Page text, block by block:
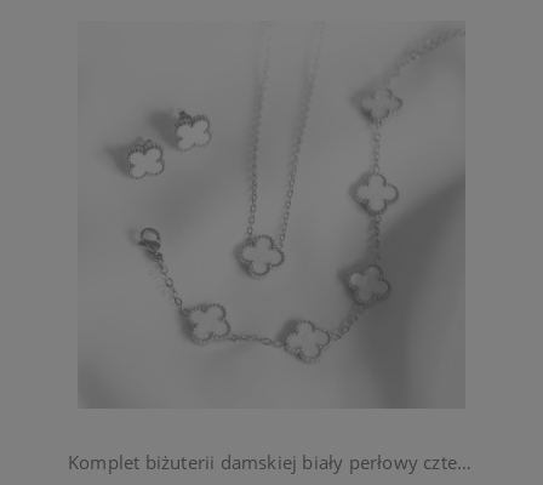
Komplet biżuterii damskiej biały perłowy czterolistna koniczynka ze stali chirurgicznej